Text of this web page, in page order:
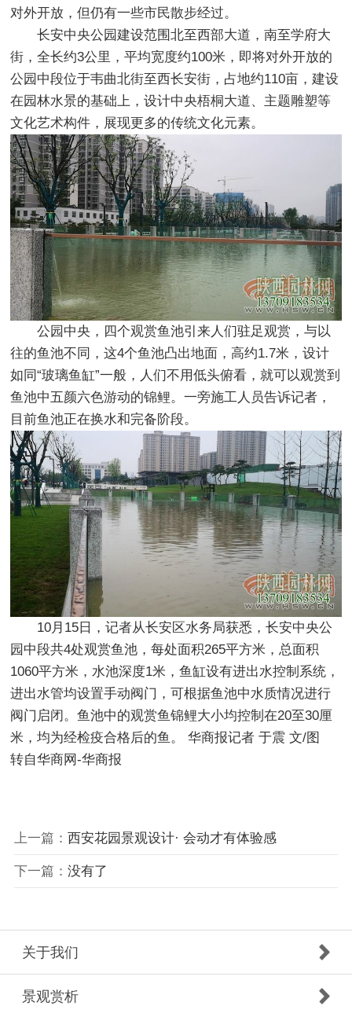
对外开放，但仍有一些市民散步经过。
长安中央公园建设范围北至西部大道，南至学府大
街，全长约3公里，平均宽度约100米，即将对外开放的
公园中段位于韦曲北街至西长安街，占地约110亩，建设
在园林水景的基础上，设计中央梧桐大道、主题雕塑等
文化艺术构件，展现更多的传统文化元素。
公园中央，四个观赏鱼池引来人们驻足观赏，与以
往的鱼池不同，这4个鱼池凸出地面，高约1.7米，设计
如同“玻璃鱼缸”一般，人们不用低头俯看，就可以观赏到
鱼池中五颜六色游动的锦鲤。一旁施工人员告诉记者，
目前鱼池正在换水和完备阶段。
10月15日，记者从长安区水务局获悉，长安中央公
园中段共4处观赏鱼池，每处面积265平方米，总面积
1060平方米，水池深度1米，鱼缸设有进出水控制系统，
进出水管均设置手动阀门，可根据鱼池中水质情况进行
阀门启闭。鱼池中的观赏鱼锦鲤大小均控制在20至30厘
米，均为经检疫合格后的鱼。 华商报记者 于震 文/图
转自华商网-华商报
上一篇： 西安花园景观设计· 会动才有体验感
下一篇： 没有了
关于我们
景观赏析